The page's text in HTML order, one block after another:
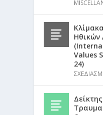
Ηθικών
Values
24)